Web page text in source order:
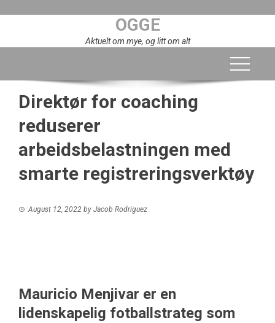
OGGE
Aktuelt om mye, og litt om alt
Direktør for coaching
reduserer
arbeidsbelastningen med
smarte registreringsverktøy
August 12, 2022 by Jacob Rodriguez
Mauricio Menjivar er en
lidenskapelig fotballstrateg som